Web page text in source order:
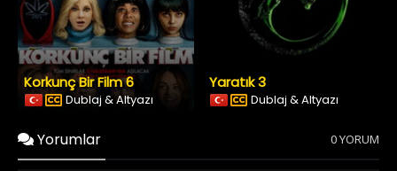
Korkunç Bir Film 6
Dublaj & Altyazı
Yaratık 3
Dublaj & Altyazı
Yorumlar 0 YORUM